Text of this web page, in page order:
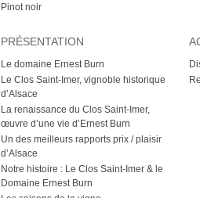
Pinot noir
PRÉSENTATION
Le domaine Ernest Burn
Le Clos Saint-Imer, vignoble historique
d’Alsace
La renaissance du Clos Saint-Imer,
œuvre d’une vie d’Ernest Burn
Un des meilleurs rapports prix / plaisir
d’Alsace
Notre histoire : Le Clos Saint-Imer & le
Domaine Ernest Burn